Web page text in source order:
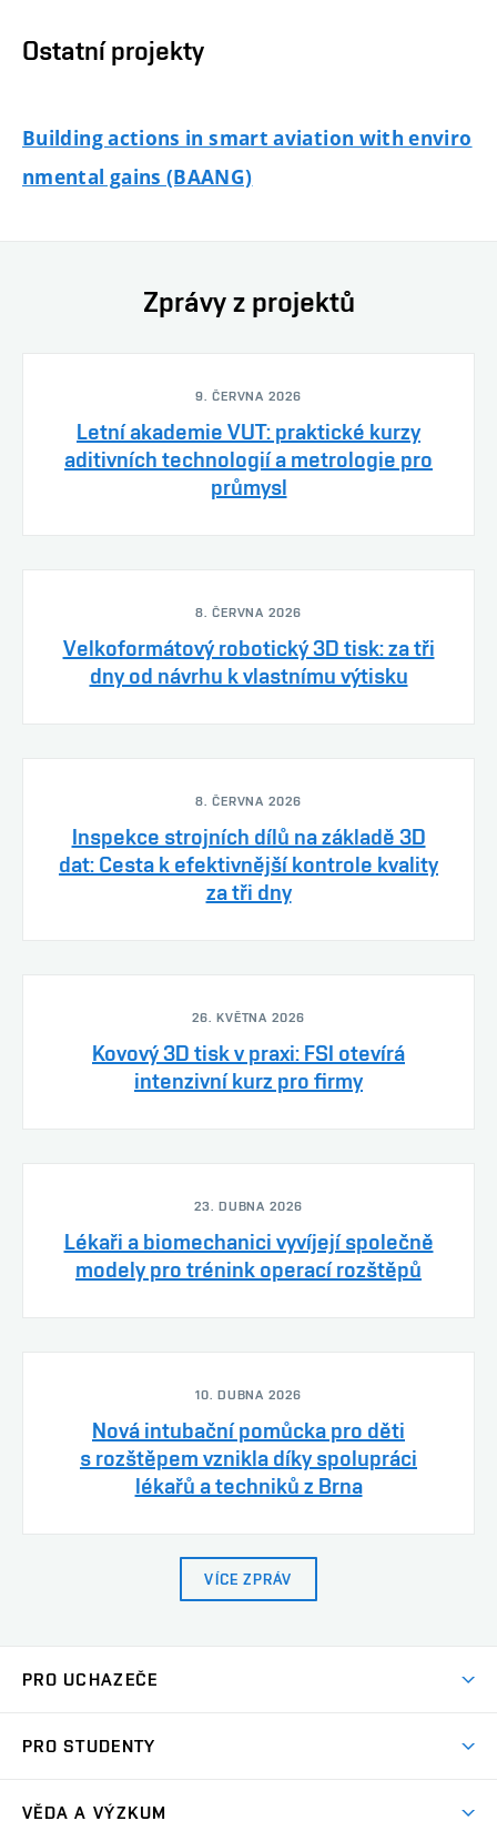
Ostatní projekty
Building actions in smart aviation with enviro
nmental gains (BAANG)
Zprávy z projektů
9. ČERVNA 2026
Letní akademie VUT: praktické kurzy
aditivních technologií a metrologie pro
průmysl
8. ČERVNA 2026
Velkoformátový robotický 3D tisk: za tři
dny od návrhu k vlastnímu výtisku
8. ČERVNA 2026
Inspekce strojních dílů na základě 3D
dat: Cesta k efektivnější kontrole kvality
za tři dny
26. KVĚTNA 2026
Kovový 3D tisk v praxi: FSI otevírá
intenzivní kurz pro firmy
23. DUBNA 2026
Lékaři a biomechanici vyvíjejí společně
modely pro trénink operací rozštěpů
10. DUBNA 2026
Nová intubační pomůcka pro děti
s rozštěpem vznikla díky spolupráci
lékařů a techniků z Brna
VÍCE ZPRÁV
PRO UCHAZEČE
Ambasadoři studia
PRO STUDENTY
VĚDA A VÝZKUM